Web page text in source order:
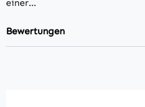
einer…
Bewertungen